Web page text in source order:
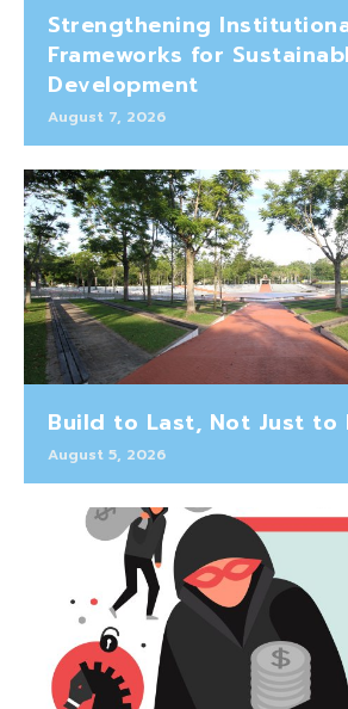
Strengthening
Frameworks for
Development
August 7, 2026
Build to Last, Not Just to
August 5, 2026